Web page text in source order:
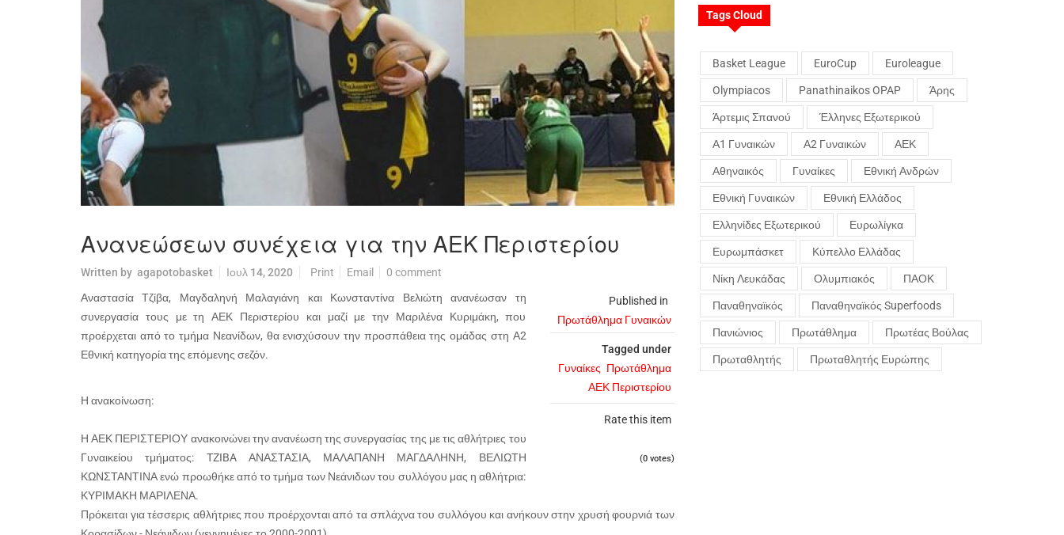
Ανανεώσεων συνέχεια για την ΑΕΚ Περιστερίου
Written by agapotobasket Ιουλ 14, 2020 Print Email 0 comment
Published in
Πρωτάθλημα Γυναικών
Tagged under
Γυναίκες Πρωτάθλημα
ΑΕΚ Περιστερίου
Rate this item
(0 votes)
Αναστασία Τζίβα, Μαγδαληνή Μαλαγιάνη και Κωνσταντίνα Βελιώτη ανανέωσαν τη
συνεργασία τους με τη ΑΕΚ Περιστερίου και μαζί με την Μαριλένα Κυριμάκη, που
προέρχεται από το τμήμα Νεανίδων, θα ενισχύσουν την προσπάθεια της ομάδας στη Α2
Εθνική κατηγορία της επόμενης σεζόν.
Η ανακοίνωση:
Η ΑΕΚ ΠΕΡΙΣΤΕΡΙΟΥ ανακοινώνει την ανανέωση της συνεργασίας της με τις αθλήτριες του
Γυναικείου τμήματος: TZIBA ΑΝΑΣΤΑΣΙΑ, ΜΑΛΑΠΑΝΗ ΜΑΓΔΑΛΗΝΗ, ΒΕΛΙΩΤΗ
ΚΩΝΣΤΑΝΤΙΝΑ ενώ προωθήκε από το τμήμα των Νεάνιδων του συλλόγου μας η αθλήτρια:
ΚΥΡΙΜΑΚΗ ΜΑΡΙΛΕΝΑ.
Πρόκειται για τέσσερις αθλήτριες που προέρχονται από τα σπλάχνα του συλλόγου και ανήκουν στην χρυσή φουρνιά των
Tags Cloud
Basket League EuroCup Euroleague
Olympiacos Panathinaikos OPAP Άρης
Άρτεμις Σπανού Έλληνες Εξωτερικού
Α1 Γυναικών Α2 Γυναικών ΑΕΚ
Αθηναικός Γυναίκες Εθνική Ανδρών
Εθνική Γυναικών Εθνική Ελλάδος
Ελληνίδες Εξωτερικού Ευρωλίγκα
Ευρωμπάσκετ Κύπελλο Ελλάδας
Νίκη Λευκάδας Ολυμπιακός ΠΑΟΚ
Παναθηναϊκός Παναθηναϊκός Superfoods
Πανιώνιος Πρωτάθλημα Πρωτέας Βούλας
Πρωταθλητής Πρωταθλητής Ευρώπης